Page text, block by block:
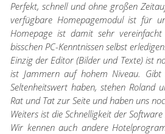
Perfekt, schnell und ohne großen
verfügbare Homepagemodul ist für
Homepage ist damit sehr
bisschen PC-Kenntnissen selbst erledigen.
Einzig der Editor (Bilder und Texte) ist
ist Jammern auf hohem Niveau. Gibt
Seltenheitswert haben, stehen Roland
Rat und Tat zur Seite und haben uns
Weiters ist die Schnelligkeit der
Wir kennen auch andere